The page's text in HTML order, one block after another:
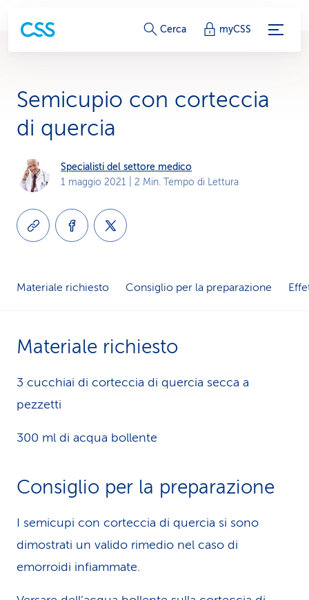
c
g
d
i
e
v
i
z
Cerca myCSS
Semicupio con corteccia
di quercia
Specialisti del settore medico
1 maggio 2021 | 2 Min. Tempo di Lettura
Materiale richiesto Consiglio per la preparazione
Materiale richiesto
3 cucchiai di corteccia di quercia secca a
pezzetti
300 ml di acqua bollente
Consiglio per la preparazione
I semicupi con corteccia di quercia si sono
dimostrati un valido rimedio nel caso di
emorroidi infiammate.